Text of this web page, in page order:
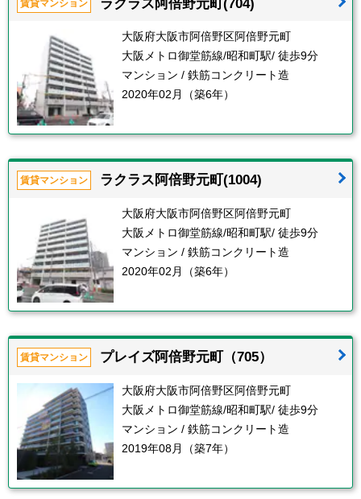
賃貸マンション
大阪府大阪市阿倍野区阿倍野元町
大阪メトロ御堂筋線/昭和町駅/ 徒歩9分
マンション / 鉄筋コンクリート造
2020年02月（築6年）
賃貸マンション ラクラス阿倍野元町(1004)
大阪府大阪市阿倍野区阿倍野元町
大阪メトロ御堂筋線/昭和町駅/ 徒歩9分
マンション / 鉄筋コンクリート造
2020年02月（築6年）
賃貸マンション プレイズ阿倍野元町（705）
大阪府大阪市阿倍野区阿倍野元町
大阪メトロ御堂筋線/昭和町駅/ 徒歩9分
マンション / 鉄筋コンクリート造
2019年08月（築7年）